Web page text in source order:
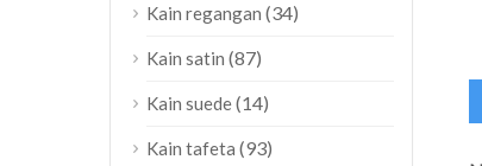
Kain regangan (34)
Kain satin (87)
Kain suede(14)
Kain tafeta (93)